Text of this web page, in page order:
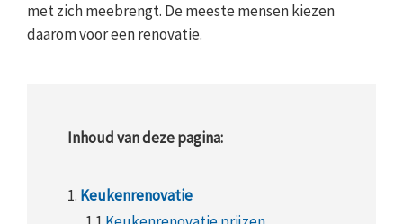
met zich meebrengt. De meeste mensen kiezen
daarom voor een renovatie.
Inhoud van deze pagina:
1. Keukenrenovatie